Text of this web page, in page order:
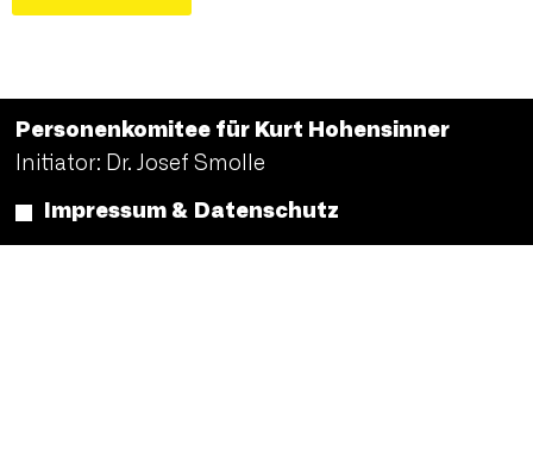
Personenkomitee für Kurt Hohensinner
Initiator: Dr. Josef Smolle
Impressum & Datenschutz